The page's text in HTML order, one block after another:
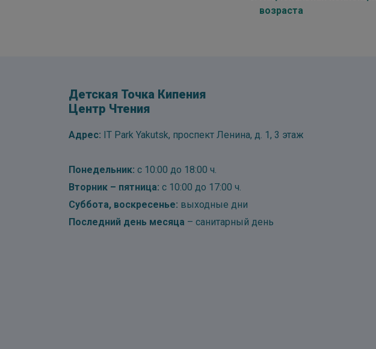
возраста
Детская Точка Кипения
Центр Чтения
Адрес: IT Park Yakutsk, проспект Ленина, д. 1, 3 этаж
Понедельник: с 10:00 до 18:00 ч.
Вторник – пятница: с 10:00 до 17:00 ч.
Суббота, воскресенье: выходные дни
Последний день месяца – санитарный день